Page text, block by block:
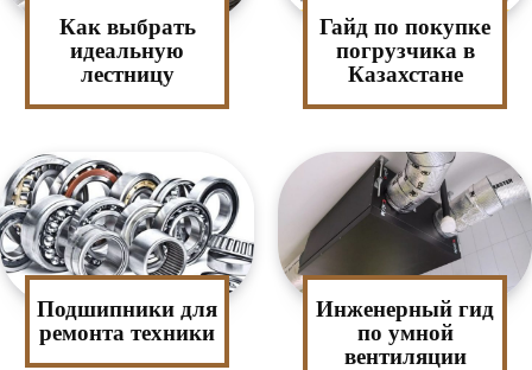
Как выбрать
идеальную
лестницу
Гайд по покупке
погрузчика в
Казахстане
Подшипники для
ремонта техники
Инженерный гид
по умной
вентиляции